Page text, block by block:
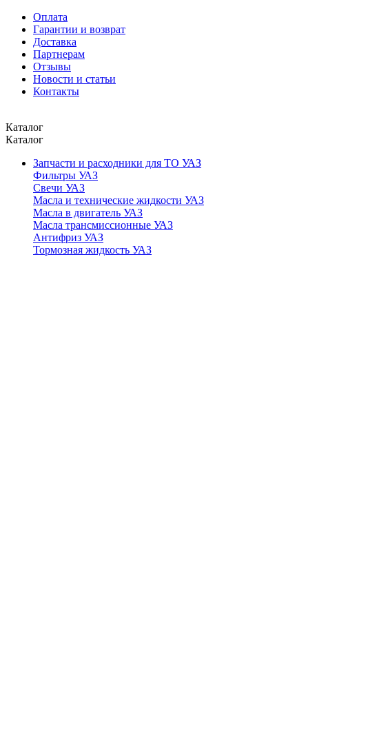
Оплата
Гарантии и возврат
Доставка
Партнерам
Отзывы
Новости и статьи
Контакты
Каталог
Каталог
Запчасти и расходники для ТО УАЗ
Фильтры УАЗ
Свечи УАЗ
Масла и технические жидкости УАЗ
Масла в двигатель УАЗ
Масла трансмиссионные УАЗ
Антифриз УАЗ
Тормозная жидкость УАЗ